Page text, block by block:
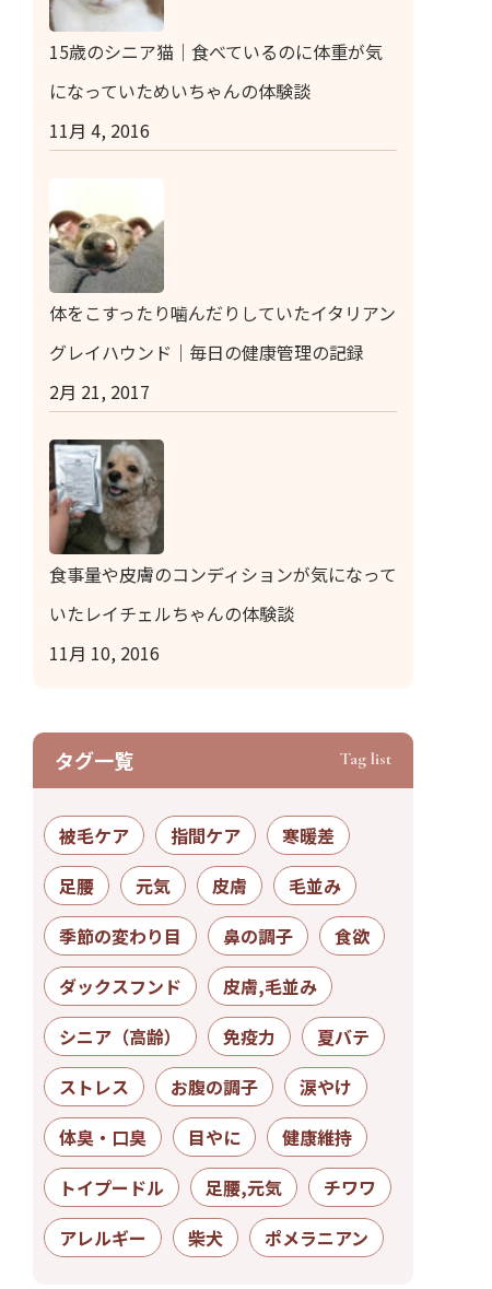
15歳のシニア猫｜食べているのに体重が気
になっていためいちゃんの体験談
11月 4, 2016
体をこすったり噛んだりしていたイタリアン
グレイハウンド｜毎日の健康管理の記録
2月 21, 2017
食事量や皮膚のコンディションが気になって
いたレイチェルちゃんの体験談
11月 10, 2016
タグ⼀覧 Tag list
被毛ケア 指間ケア
寒暖差
足腰
元気 皮膚
毛並み
季節の変わり目
鼻の調子
食欲
ダックスフンド
皮膚,毛並み
シニア（高齢）
免疫力
夏バテ
ストレス
お腹の調子
涙やけ
体臭・口臭
目やに
健康維持
トイプードル
足腰,元気
チワワ
アレルギー
柴犬 ポメラニアン